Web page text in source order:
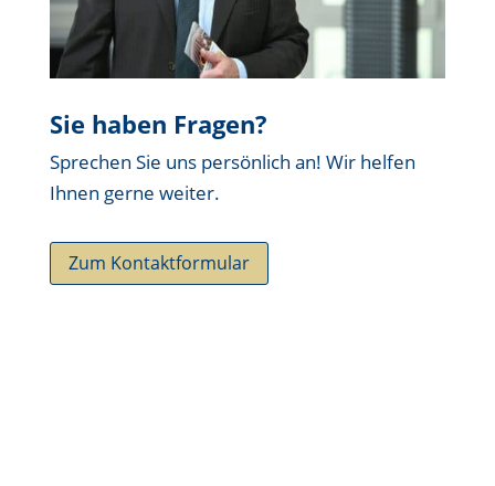
Sie haben Fragen?
Sprechen Sie uns persönlich an! Wir helfen
Ihnen gerne weiter.
Zum Kontaktformular